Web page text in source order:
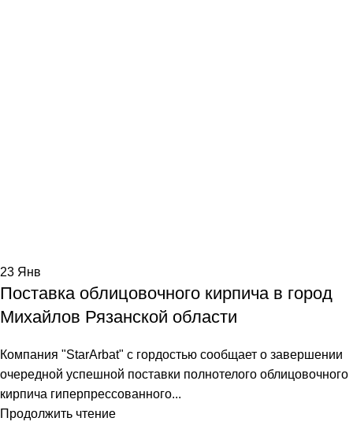
23 Янв
Поставка облицовочного кирпича в город
Михайлов Рязанской области
Компания "StarArbat" с гордостью сообщает о завершении
очередной успешной поставки полнотелого облицовочного
кирпича гиперпрессованного...
Продолжить чтение